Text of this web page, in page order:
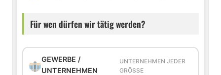
Für wen dürfen wir tätig werden?
GEWERBE /
UNTERNEHMEN
UNTERNEHMEN JEDER
GRÖSSE